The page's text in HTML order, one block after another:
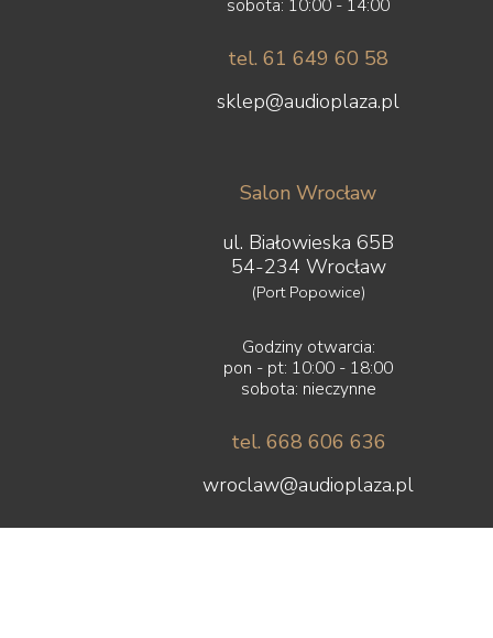
sobota: 10:00 - 14:00
tel. 61 649 60 58
sklep@audioplaza.pl
Salon Wrocław
ul. Białowieska 65B
54-234 Wrocław
(Port Popowice)
Godziny otwarcia:
pon - pt: 10:00 - 18:00
sobota: nieczynne
tel. 668 606 636
wroclaw@audioplaza.pl